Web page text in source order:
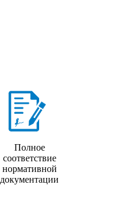
Полное
соответствие
нормативной
документации